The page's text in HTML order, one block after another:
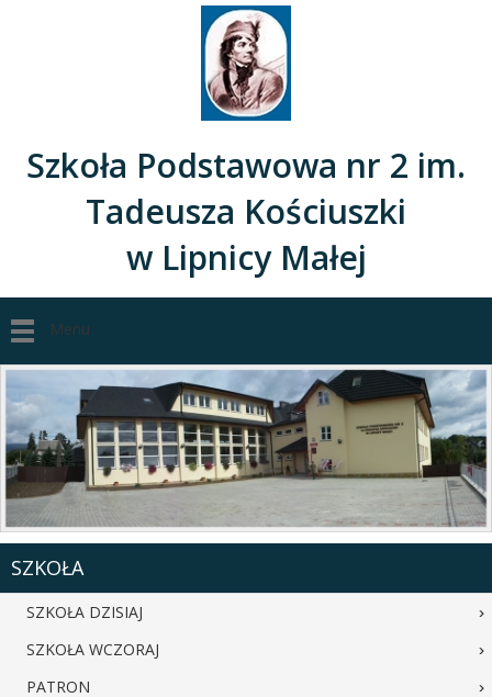
Szkoła Podstawowa nr 2 im.
Tadeusza Kościuszki
w Lipnicy Małej
Menu
SZKOŁA
SZKOŁA DZISIAJ
SZKOŁA WCZORAJ
PATRON